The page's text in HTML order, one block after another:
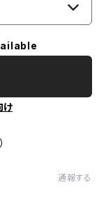
け
通報する